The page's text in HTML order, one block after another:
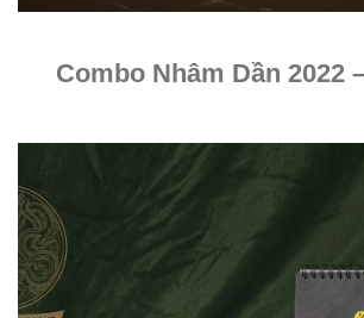
Combo Nhâm Dần 2022